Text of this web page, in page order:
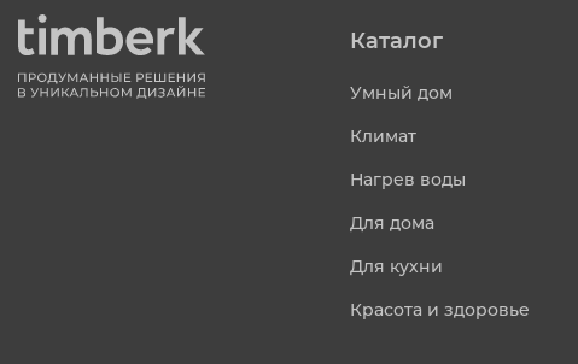
Каталог
Умный дом
Климат
Нагрев воды
Для дома
Для кухни
Красота и здоровье